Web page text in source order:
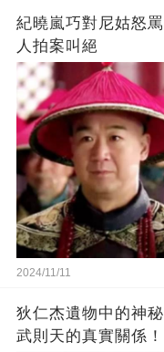
紀曉嵐巧對尼姑怒
人拍案叫絕
2024/11/11
狄仁杰遺物中的神
武則天的真實關係！